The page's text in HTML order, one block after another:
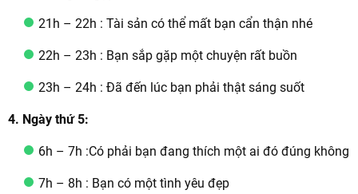
21h – 22h : Tài sản có thể mất bạn cẩn thận nhé
22h – 23h : Bạn sắp gặp một chuyện rất buồn
23h – 24h : Đã đến lúc bạn phải thật sáng suốt
4. Ngày thứ 5:
6h – 7h :Có phải bạn đang thích một ai đó đúng không
7h – 8h : Bạn có một tình yêu đẹp